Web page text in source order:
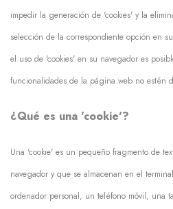
impedir la generación de 'cookies' y la
selección de la correspondiente opción en
el uso de 'cookies' en su navegador es
funcionalidades de la página web no estén
¿Qué es una 'cookie'?
Una 'cookie' es un pequeño fragmento de
navegador y que se almacenan en el
ordenador personal, un teléfono móvil, una